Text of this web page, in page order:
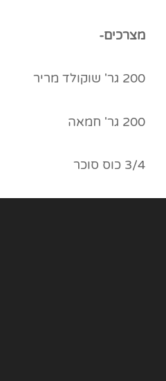
מצרכים-
200 גר' שוקולד מריר
200 גר' חמאה
3/4 כוס סוכר